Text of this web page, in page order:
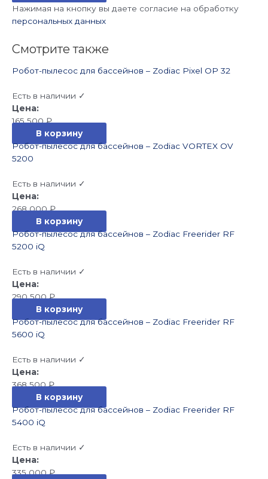
Нажимая на кнопку вы даете согласие на обработку
персональных данных
Смотрите также
Робот-пылесос для бассейнов – Zodiac Pixel OP 32
Есть в наличии ✓
165 500₽
В корзину
Робот-пылесос для бассейнов – Zodiac VORTEX OV
5200
Есть в наличии ✓
268 000₽
В корзину
Робот-пылесос для бассейнов – Zodiac Freerider RF
5200 iQ
Есть в наличии ✓
290 500₽
В корзину
Робот-пылесос для бассейнов – Zodiac Freerider RF
5600 iQ
Есть в наличии ✓
368 500₽
В корзину
Робот-пылесос для бассейнов – Zodiac Freerider RF
5400 iQ
Есть в наличии ✓
335 000₽